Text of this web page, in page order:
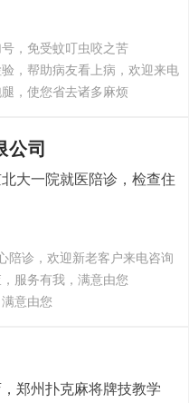
，免受蚊叮虫咬之苦
，帮助病友看上病，欢迎来电
，使您省去诸多麻烦
公司
大一院就医陪诊，检查住
陪诊，欢迎新老客户来电咨询
服务有我，满意由您
意由您
郑州扑克麻将牌技教学